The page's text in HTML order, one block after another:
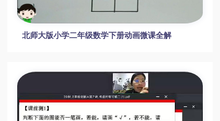
北师大版小学二年级数学下册动画微课全解